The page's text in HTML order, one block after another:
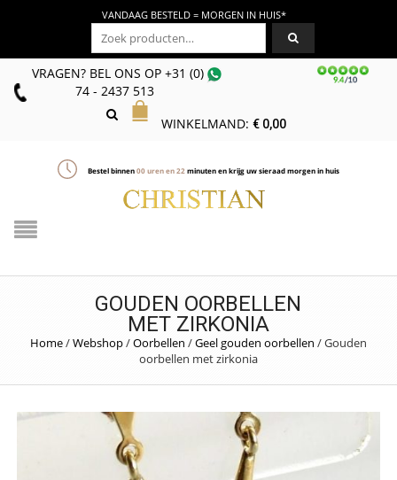
VANDAAG BESTELD = MORGEN IN HUIS*
Zoeken naar:
VRAGEN? BEL ONS OP+31 (0)
74 - 2437 513
WINKELMAND: €0,00
Bestel binnen00uren en22 minuten en krijg uw sieraad morgen in huis
GOUDEN OORBELLEN
MET ZIRKONIA
Home/Webshop/Oorbellen /Geel gouden oorbellen /Gouden
oorbellen met zirkonia